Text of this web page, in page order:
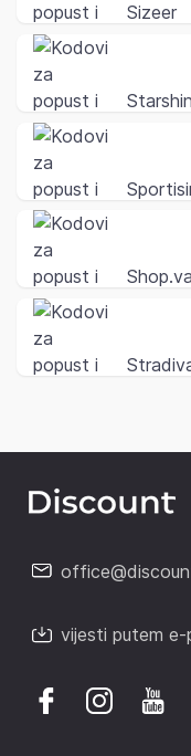
Sizeer
vijesti putem